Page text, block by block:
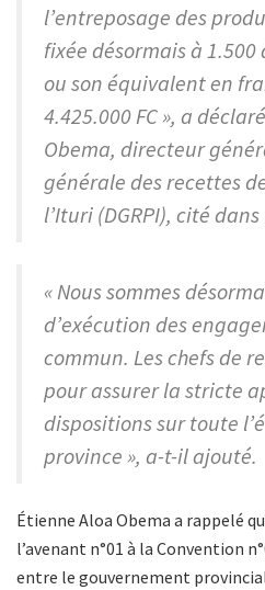
l’entreposage des
fixée désormais à
ou son équivalent en
4.425.000 FC », a
Obema, directeur
générale des recettes
l’Ituri (DGRPI), cité
« Nous sommes
d’exécution des
commun. Les chefs de
pour assurer la stricte
dispositions sur toute
province », a-t-il ajouté.
Étienne Aloa Obema a rappelé
l’avenant n°01 à la Convention
entre le gouvernement